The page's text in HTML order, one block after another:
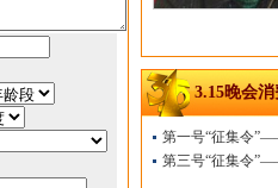
3.15晚会
第一号“征集令
第三号“征集令